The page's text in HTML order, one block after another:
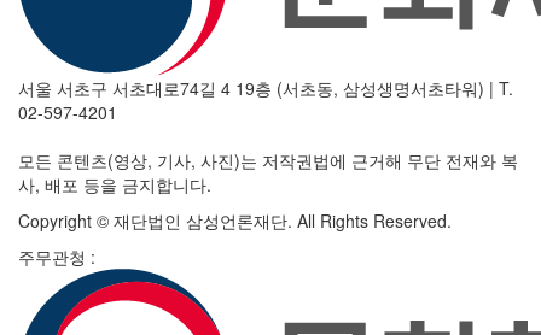
서울 서초구 서초대로74길 4 19층 (서초동, 삼성생명서초타워) | T.
02-597-4201
모든 콘텐츠(영상, 기사, 사진)는 저작권법에 근거해 무단 전재와 복
사, 배포 등을 금지합니다.
Copyright © 재단법인 삼성언론재단. All Rights Reserved.
주무관청 :